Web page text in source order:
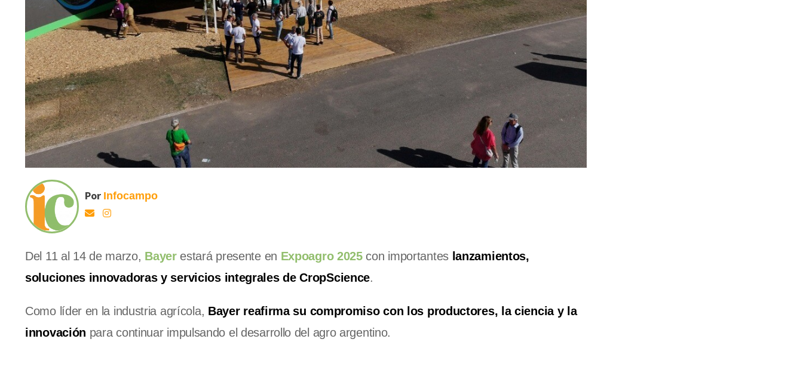
Por Infocampo
Del 11 al 14 de marzo, Bayerestará presente en Expoagro 2025con importantes lanzamientos,
soluciones innovadoras y servicios integrales de CropScience.
Como líder en la industria agrícola, Bayer reafirma su compromiso con los productores, la ciencia y la
innovación para continuar impulsando el desarrollo del agro argentino.